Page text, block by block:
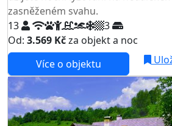
zasněženém svahu.
13
3
Od: 3.569 Kčza objekt a noc
Více o objektu